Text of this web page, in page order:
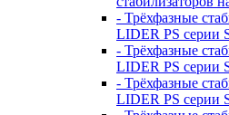
- Трёхфазные
LIDER PS серии
- Трёхфазные
LIDER PS серии
- Трёхфазные
LIDER PS серии